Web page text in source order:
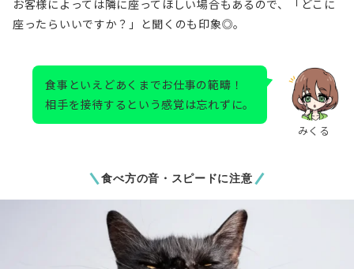
お客様によっては隣に座ってほしい場合もあるので、「どこに
座ったらいいですか？」と聞くのも印象◎。
みくる
食事といえどあくまでお仕事の範疇！
相手を接待するという感覚は忘れずに。
食べ方の音・スピードに注意